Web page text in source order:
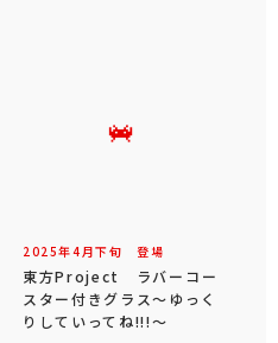
2025年4 月下旬 登場
東方Project ラバーコー
スター付きグラス～ゆっく
りしていってね!!!～